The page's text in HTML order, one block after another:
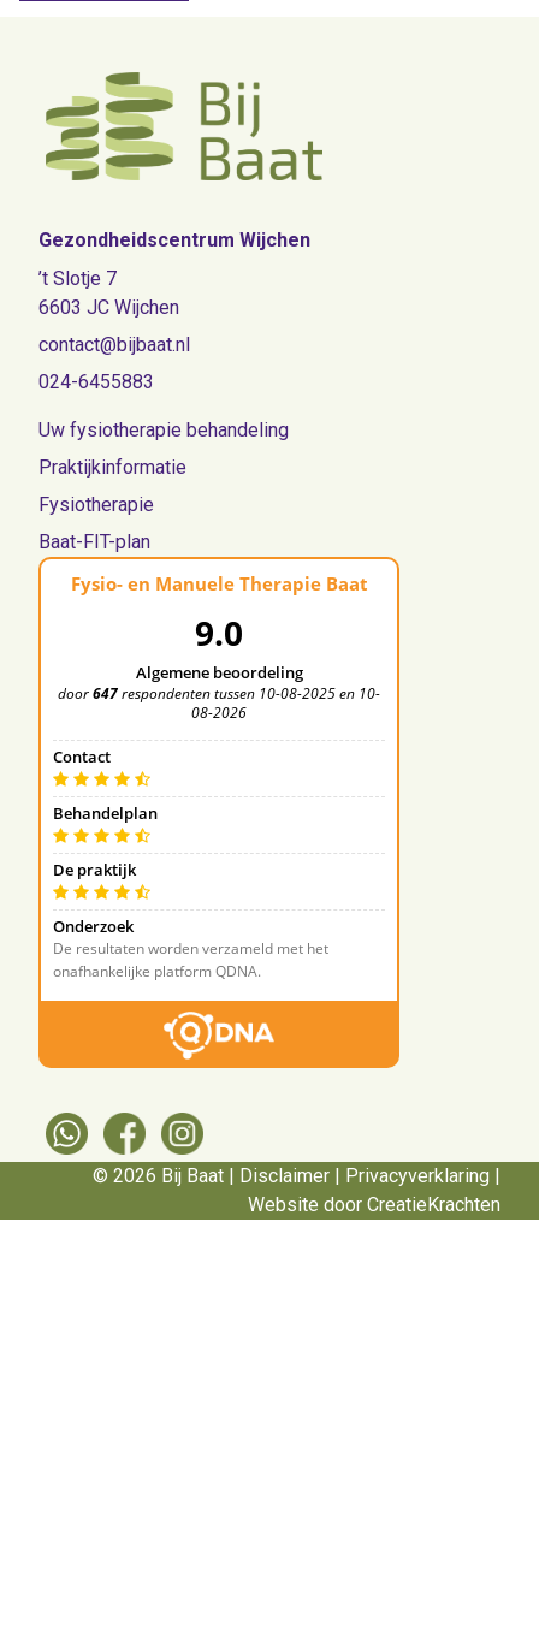
Gezondheidscentrum Wijchen
’t Slotje 7
6603 JC Wijchen
contact@bijbaat.nl
024-6455883
Uw fysiotherapie behandeling
Praktijkinformatie
Fysiotherapie
Baat-FIT-plan
© 2026 Bij Baat | Disclaimer Privacyverklaring
Website door CreatieKrachten